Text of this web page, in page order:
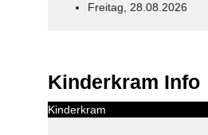
Freitag, 28.08.2026
Kinderkram Info
Kinderkram